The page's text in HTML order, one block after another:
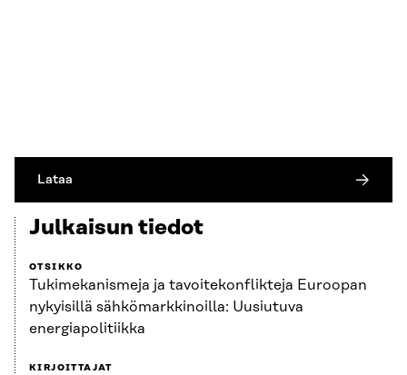
Lataa
Julkaisun tiedot
OTSIKKO
Tukimekanismeja ja tavoitekonflikteja Euroopan
nykyisillä sähkömarkkinoilla: Uusiutuva
energiapolitiikka
KIRJOITTAJAT